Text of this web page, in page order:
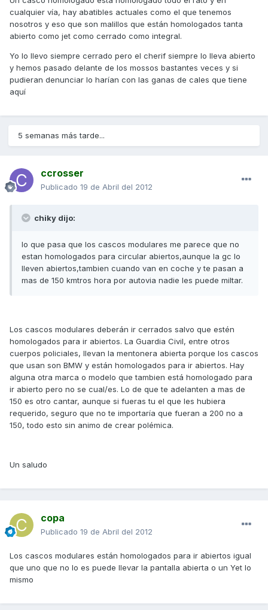
cualquier vía, hay abatibles actuales como el que tenemos
nosotros y eso que son malillos que están homologados tanta
abierto como jet como cerrado como integral.
Yo lo llevo siempre cerrado pero el cherif siempre lo lleva abierto
y hemos pasado delante de los mossos bastantes veces y si
pudieran denunciar lo harían con las ganas de cales que tiene
aquí
5 semanas más tarde...
ccrosser
Publicado 19 de Abril del 2012
chiky dijo:
lo que pasa que los cascos modulares me parece que no
estan homologados para circular abiertos,aunque la gc lo
lleven abiertos,tambien cuando van en coche y te pasan a
mas de 150 kmtros hora por autovia nadie les puede miltar.
Los cascos modulares deberán ir cerrados salvo que estén
homologados para ir abiertos. La Guardia Civil, entre otros
cuerpos policiales, llevan la mentonera abierta porque los cascos
que usan son BMW y están homologados para ir abiertos. Hay
alguna otra marca o modelo que tambien está homologado para
ir abierto pero no se cual/es. Lo de que te adelanten a mas de
150 es otro cantar, aunque si fueras tu el que les hubiera
requerido, seguro que no te importaría que fueran a 200 no a
150, todo esto sin animo de crear polémica.
Un saludo
copa
Publicado 19 de Abril del 2012
Los cascos modulares están homologados para ir abiertos igual
que uno que no lo es puede llevar la pantalla abierta o un Yet lo
mismo